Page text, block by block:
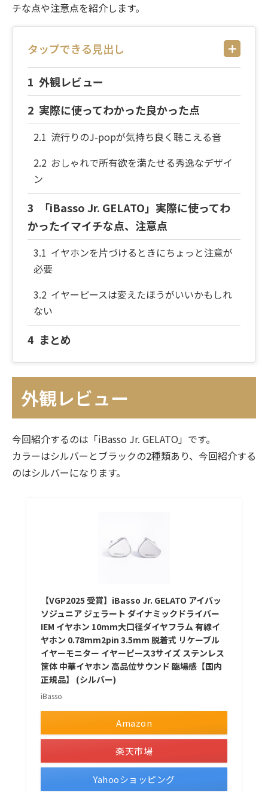
チな点や注意点を紹介します。
タップできる見出し
外観レビュー
実際に使ってわかった良かった点
流行りのJ-popが気持ち良く聴こえる音
おしゃれで所有欲を満たせる秀逸なデザイ
ン
「iBasso Jr. GELATO」実際に使ってわ
かったイマイチな点、注意点
イヤホンを片づけるときにちょっと注意が
必要
イヤーピースは変えたほうがいいかもしれ
ない
まとめ
外観レビュー
今回紹介するのは「iBasso Jr. GELATO」です。
カラーはシルバーとブラックの2種類あり、今回紹介する
のはシルバーになります。
【VGP2025 受賞】iBasso Jr. GELATO アイバッ
ソジュニア ジェラート ダイナミックドライバー
IEM イヤホン 10mm大口径ダイヤフラム 有線イ
ヤホン 0.78mm2pin 3.5mm 脱着式 リケーブル
イヤーモニター イヤーピース3サイズ ステンレス
筐体 中華イヤホン 高品位サウンド 臨場感【国内
正規品】 (シルバー)
iBasso
Amazon
楽天市場
Yahooショッピング